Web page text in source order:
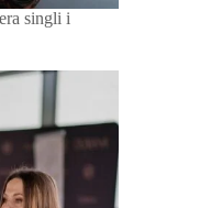
singli i